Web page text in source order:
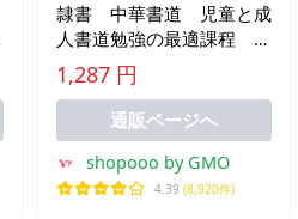
隷書 中華書道 児童と成
人書道勉強の最適課程 中
国語版DVD/隶
&amp;#20070; 中
&amp;#21326;&amp;#20070;
法
1,287 円
通販ページへ
shopooo by GMO
4.39 (8,920件)